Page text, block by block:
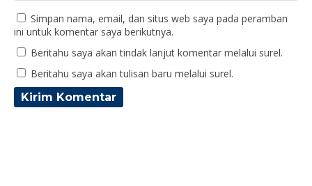
Simpan nama, email, dan situs web saya pada peramban
ini untuk komentar saya berikutnya.
Beritahu saya akan tindak lanjut komentar melalui surel.
Beritahu saya akan tulisan baru melalui surel.